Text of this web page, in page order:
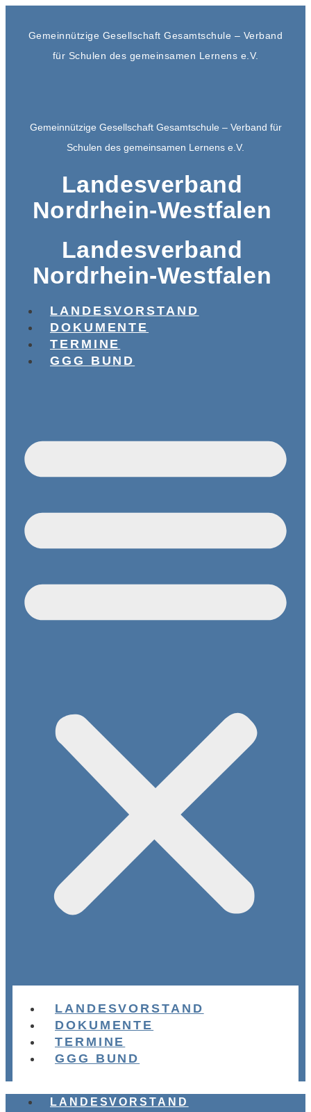
Gemeinnützige Gesellschaft Gesamtschule – Verband
für Schulen des gemeinsamen Lernens e.V.
Gemeinnützige Gesellschaft Gesamtschule – Verband für
Schulen des gemeinsamen Lernens e.V.
Landesverband
Nordrhein-Westfalen
Landesverband
Nordrhein-Westfalen
LANDESVORSTAND
DOKUMENTE
TERMINE
GGG BUND
LANDESVORSTAND
DOKUMENTE
TERMINE
GGG BUND
LANDESVORSTAND